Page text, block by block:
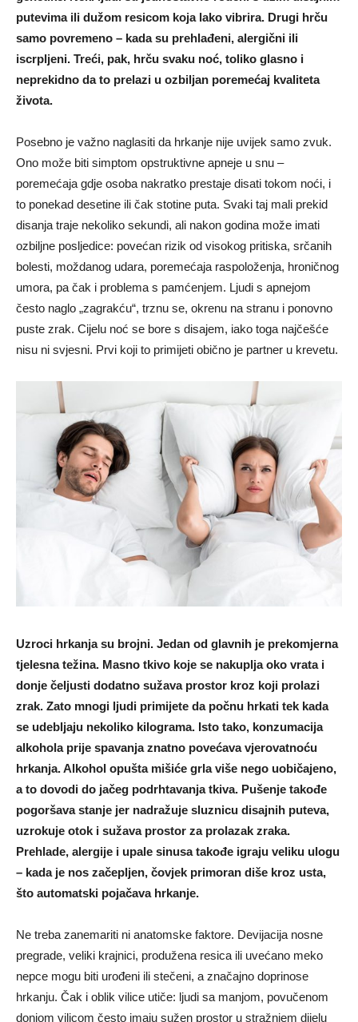
putevima ili dužom resicom koja lako vibrira. Drugi hrču
samo povremeno – kada su prehlađeni, alergični ili
iscrpljeni. Treći, pak, hrču svaku noć, toliko glasno i
neprekidno da to prelazi u ozbiljan poremećaj kvaliteta
života.
Posebno je važno naglasiti da hrkanje nije uvijek samo zvuk.
Ono može biti simptom opstruktivne apneje u snu –
poremećaja gdje osoba nakratko prestaje disati tokom noći, i
to ponekad desetine ili čak stotine puta. Svaki taj mali prekid
disanja traje nekoliko sekundi, ali nakon godina može imati
ozbiljne posljedice: povećan rizik od visokog pritiska, srčanih
bolesti, moždanog udara, poremećaja raspoloženja, hroničnog
umora, pa čak i problema s pamćenjem. Ljudi s apnejom
često naglo „zagrakću“, trznu se, okrenu na stranu i ponovno
puste zrak. Cijelu noć se bore s disajem, iako toga najčešće
nisu ni svjesni. Prvi koji to primijeti obično je partner u krevetu.
Uzroci hrkanja su brojni. Jedan od glavnih je prekomjerna
tjelesna težina. Masno tkivo koje se nakuplja oko vrata i
donje čeljusti dodatno sužava prostor kroz koji prolazi
zrak. Zato mnogi ljudi primijete da počnu hrkati tek kada
se udebljaju nekoliko kilograma. Isto tako, konzumacija
alkohola prije spavanja znatno povećava vjerovatnoću
hrkanja. Alkohol opušta mišiće grla više nego uobičajeno,
a to dovodi do jačeg podrhtavanja tkiva. Pušenje takođe
pogoršava stanje jer nadražuje sluznicu disajnih puteva,
uzrokuje otok i sužava prostor za prolazak zraka.
Prehlade, alergije i upale sinusa takođe igraju veliku ulogu
– kada je nos začepljen, čovjek primoran diše kroz usta,
što automatski pojačava hrkanje.
Ne treba zanemariti ni anatomske faktore. Devijacija nosne
pregrade, veliki krajnici, produžena resica ili uvećano meko
nepce mogu biti urođeni ili stečeni, a značajno doprinose
hrkanju. Čak i oblik vilice utiče: ljudi sa manjom, povučenom
donjom vilicom često imaju sužen prostor u stražnjem dijelu